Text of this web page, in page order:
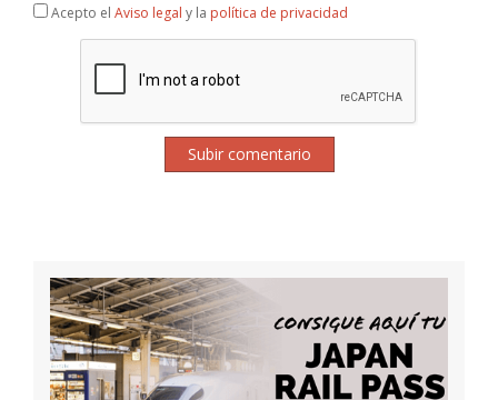
Acepto el Aviso legal y la política de privacidad
Subir comentario